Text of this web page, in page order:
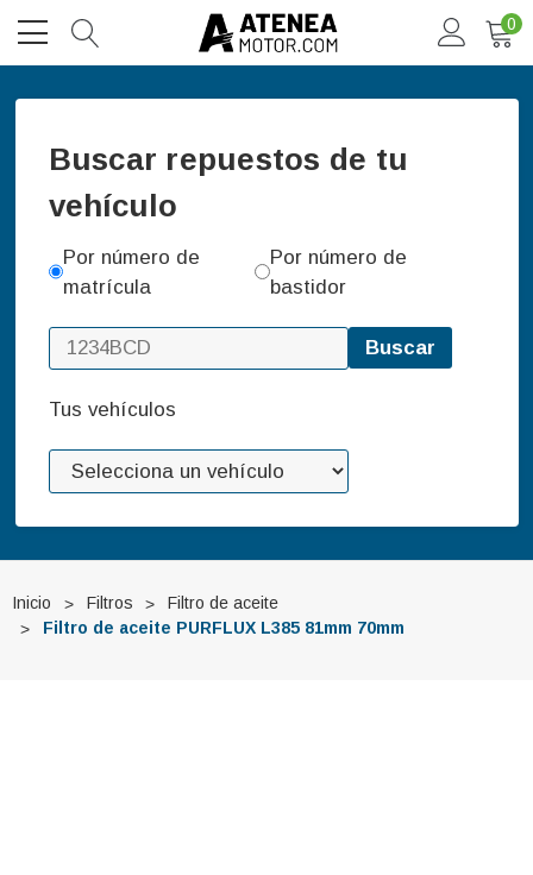
0
Buscar repuestos de tu
vehículo
Por número de
matrícula
Por número de
bastidor
Buscar
Tus vehículos
Inicio Filtros
Filtro de aceite
Filtro de aceite PURFLUX L385 81mm 70mm